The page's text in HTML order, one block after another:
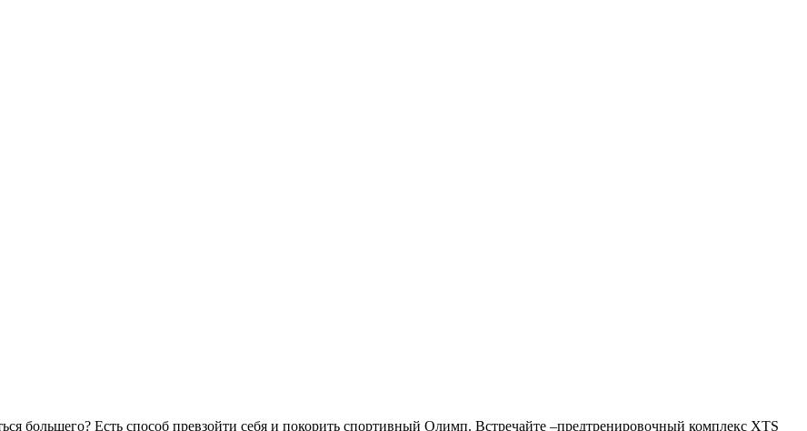
большего? Есть способ превзойти себя и покорить спортивный Олимп. Встречайте –предтренировочный комплекс XTS